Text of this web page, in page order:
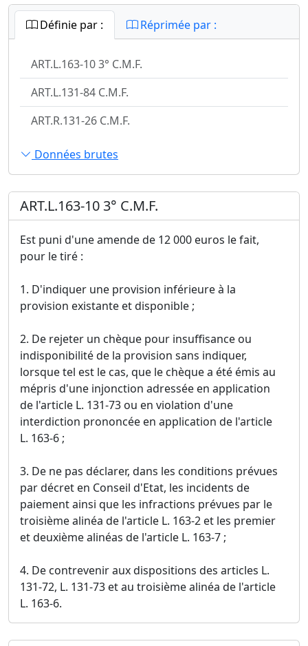
Définie par : Réprimée par :
ART.L.163-10 3° C.M.F.
ART.L.131-84 C.M.F.
ART.R.131-26 C.M.F.
Données brutes
ART.L.163-10 3° C.M.F.
Est puni d'une amende de 12 000 euros le fait,
pour le tiré :
1. D'indiquer une provision inférieure à la
provision existante et disponible ;
2. De rejeter un chèque pour insuffisance ou
indisponibilité de la provision sans indiquer,
lorsque tel est le cas, que le chèque a été émis au
mépris d'une injonction adressée en application
de l'article L. 131-73 ou en violation d'une
interdiction prononcée en application de l'article
L. 163-6 ;
3. De ne pas déclarer, dans les conditions prévues
par décret en Conseil d'Etat, les incidents de
paiement ainsi que les infractions prévues par le
troisième alinéa de l'article L. 163-2 et les premier
et deuxième alinéas de l'article L. 163-7 ;
4. De contrevenir aux dispositions des articles L.
131-72, L. 131-73 et au troisième alinéa de l'article
L. 163-6.